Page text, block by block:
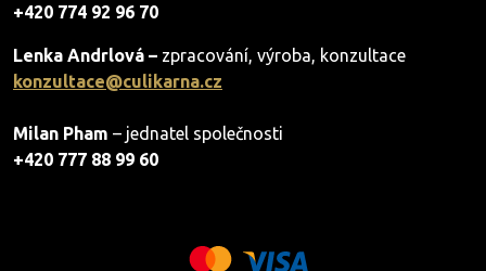
+420 774 92 96 70
Lenka Andrlová – zpracování, výroba, konzultace
konzultace@culikarna.cz
Milan Pham – jednatel společnosti
+420 777 88 99 60